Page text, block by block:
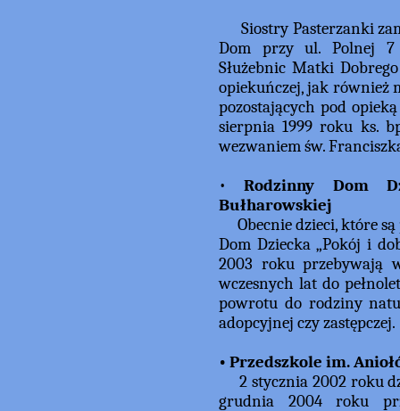
Siostry Pasterzanki
Dom przy ul. Polnej 7
Służebnic Matki
opiekuńczej, jak również
pozostających pod
sierpnia 1999 roku ks.
wezwaniem św.
•Rodzinny Dom
Bułharowskiej
Obecnie dzieci, które
Dom Dziecka „Pokój i
2003 roku przebywają
wczesnych lat do
powrotu do rodziny
adopcyjnej czy zastępczej.
• Przedszkole im.
2 stycznia 2002 roku
grudnia 2004 roku